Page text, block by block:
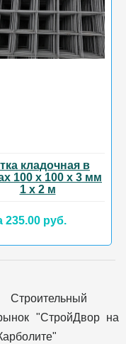
кладочная в
100 х 100 х 3 мм
1 х 2 м
235.00 руб.
Строительный
"СтройДвор на